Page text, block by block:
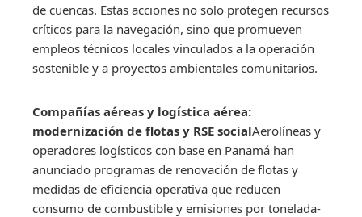
de cuencas. Estas acciones no solo protegen recursos
críticos para la navegación, sino que promueven
empleos técnicos locales vinculados a la operación
sostenible y a proyectos ambientales comunitarios.
Compañías aéreas y logística aérea:
modernización de flotas y RSE socialAerolíneas y
operadores logísticos con base en Panamá han
anunciado programas de renovación de flotas y
medidas de eficiencia operativa que reducen
consumo de combustible y emisiones por tonelada-